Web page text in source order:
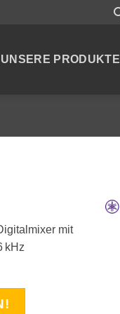
UNSERE PRODUKTE
mit
kHz